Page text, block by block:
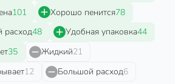
машинный
ручной
1.02 кг
101 Хорошо пенится78
расход48 Удобная упаковка44
35 Жидкий21
12 Большой расход6